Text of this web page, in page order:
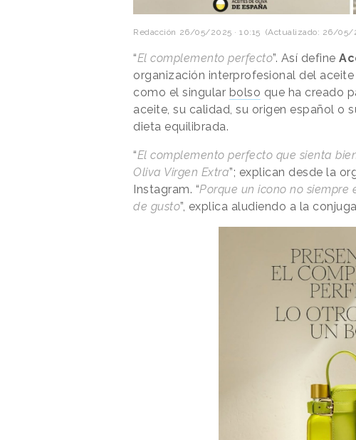
Redacción 26/05/2025 · 10:15 (Actualizado: 26/05/
“El complemento perfecto”. Así define
organización interprofesional del
como el singular bolso que ha creado
aceite, su calidad, su origen español o
dieta equilibrada.
“El complemento perfecto que sienta
Oliva Virgen Extra”; explican desde la
Instagram. “Porque un icono no siempre
de gusto”, explica aludiendo a la